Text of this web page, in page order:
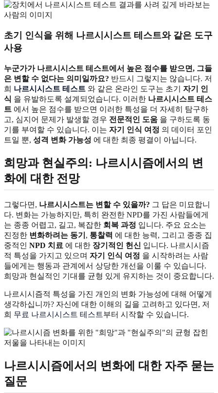
초기 인식을 위해 나르시시스트 테스트와 같은 도구
사용
누군가가 나르시시스트 테스트에서 높은 점수를 받으면, 그들
은 변할 수 없다는 의미일까요? 반드시 그렇지는 않습니다. 저
희 나르시시스트 테스트 와 같은 온라인 도구는 초기 자기 인
식 을 유발하도록 설계되었습니다. 이러한 나르시시스트 테스
트 에서 높은 점수를 받으면 이러한 특성을 더 자세히 탐구하
고, 심지어 문제가 발생할 경우 전문적인 도움 을 구하도록 동
기를 부여할 수 있습니다. 이는 자기 인식 여정 의 데이터 포인
트일 뿐, 성격 변화 가능성 에 대한 최종 평결이 아닙니다.
희망과 현실주의: 나르시시즘에서의 변
화에 대한 전망
그렇다면, 나르시시스트는 변할 수 있을까? 그 답은 미묘합니
다. 변화는 가능하지만, 특히 완전한 NPD를 가진 사람들에게
는 종종 어렵고, 길고, 복잡한 회복 과정 입니다. 주요 요소는
진정한 변화하려는 동기 , 통찰력 에 대한 능력, 그리고 종종 집
중적인 NPD 치료 에 대한 장기적인 헌신 입니다. 나르시시즘
적 특성을 가지고 있으며 자기 인식 여정 을 시작하려는 사람
들에게는 행동과 관계에서 상당한 개선을 이룰 수 있습니다.
희망과 현실적인 기대를 균형 있게 유지하는 것이 중요합니다.
나르시시즘적 특성을 가진 개인의 변화 가능성에 대해 어떻게
생각하십니까? 자신에 대한 이해의 길을 고려하고 있다면, 저
희 무료 나르시시스트 테스트부터 시작할 수 있습니다.
나르시시즘에서의 변화에 대한 자주 묻는
질문